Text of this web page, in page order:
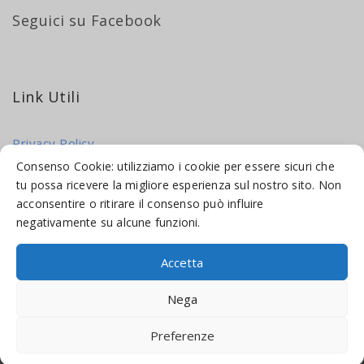
Consenso Cookie: utilizziamo i cookie per essere sicuri che
tu possa ricevere la migliore esperienza sul nostro sito. Non
acconsentire o ritirare il consenso può influire
negativamente su alcune funzioni.
Accetta
Nega
Preferenze
Seguici su Facebook
Link Utili
Privacy Policy
Cookie Policy
MADE WEB SOLUTIONS